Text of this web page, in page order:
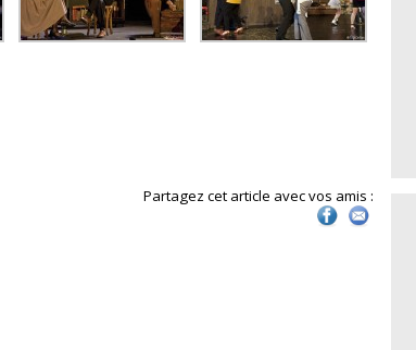
Partagez cet article avec vos amis :